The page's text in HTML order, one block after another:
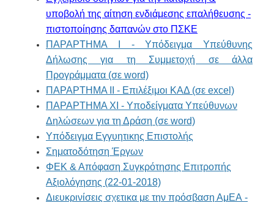
υποβολή της αίτηση ενδιάμεσης επαλήθευσης -
πιστοποίησης δαπανών στο ΠΣΚΕ
ΠΑΡΑΡΤΗΜΑ Ι - Υπόδειγμα Υπεύθυνης
Δήλωσης για τη Συμμετοχή σε άλλα
Προγράμματα (σε word)
ΠΑΡΑΡΤΗΜΑ ΙΙ - Επιλέξιμοι ΚΑΔ (σε excel)
ΠΑΡΑΡΤΗΜΑ ΧI - Υποδείγματα Υπεύθυνων
Δηλώσεων για τη Δράση (σε word)
Υπόδειγμα Εγγυητικης Επιστολής
Σηματοδότηση Έργων
ΦΕΚ & Απόφαση Συγκρότησης Επιτροπής
Αξιολόγησης (22-01-2018)
Διευκρινίσεις σχετικα με την πρόσβαση ΑμΕΑ -